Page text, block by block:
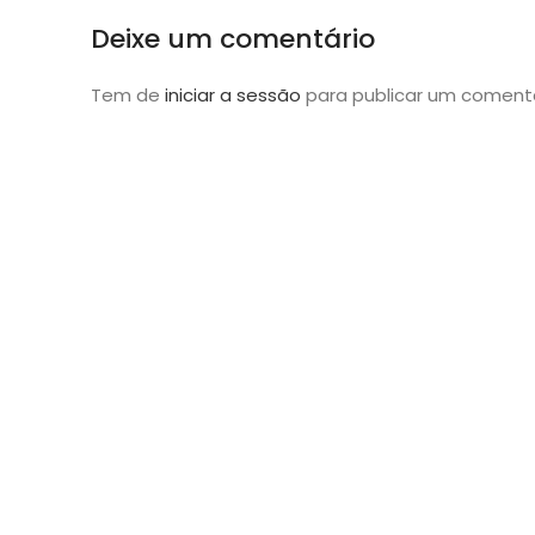
Deixe um comentário
Tem de iniciar a sessão para publicar um